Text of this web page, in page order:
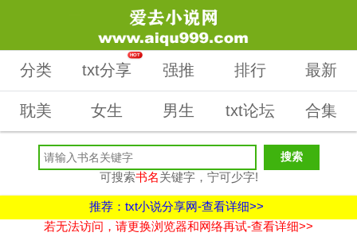
分类 txt分享
HOT
强推 排行 最新
耽美 女生 男生 txt论坛 合集
可搜索书名关键字，宁可少字!
推荐：txt小说分享网-查看详细>>
若无法访问，请更换浏览器和网络再试-查看详细>>